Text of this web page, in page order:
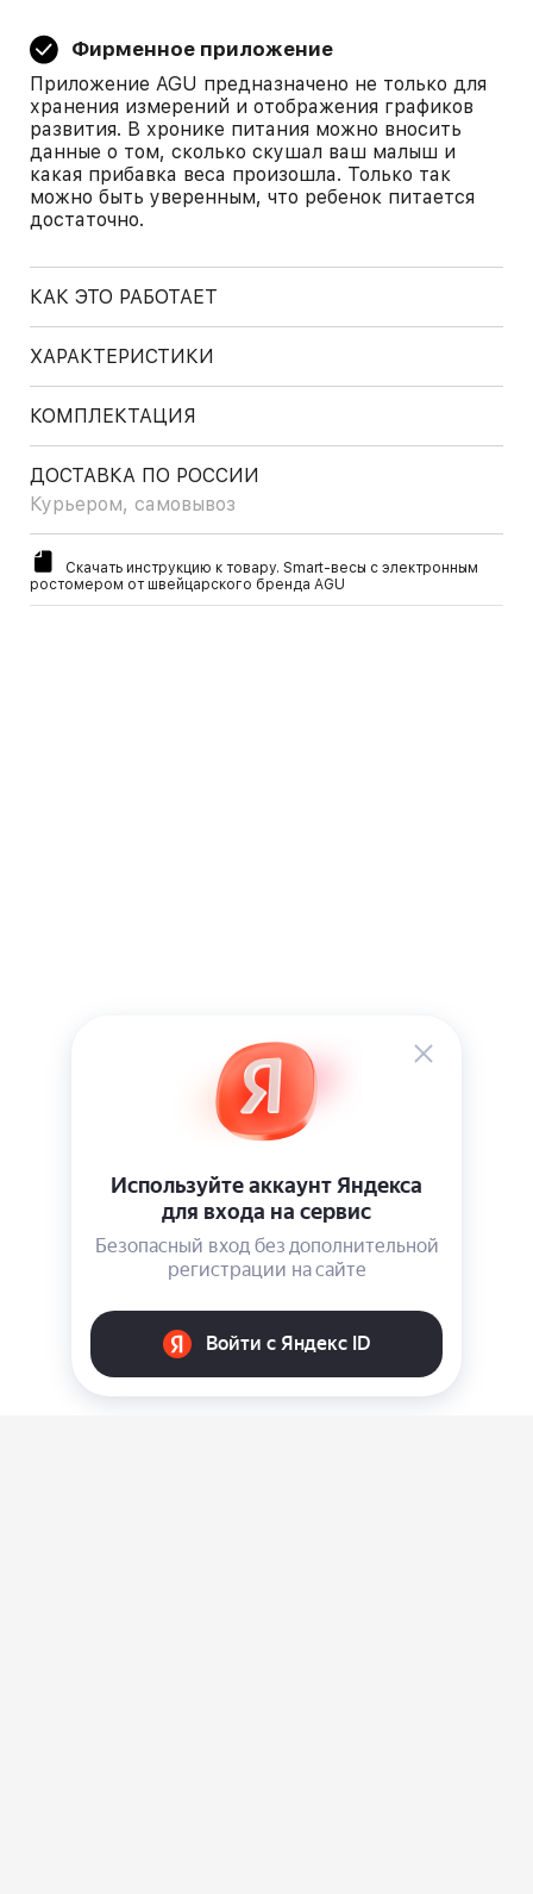
Фирменное приложение
Приложение AGU предназначено не только для
хранения измерений и отображения графиков
развития. В хронике питания можно вносить
данные о том, сколько скушал ваш малыш и
какая прибавка веса произошла. Только так
можно быть уверенным, что ребенок питается
достаточно.
КАК ЭТО РАБОТАЕТ
ХАРАКТЕРИСТИКИ
КОМПЛЕКТАЦИЯ
ДОСТАВКА ПО РОССИИ
Курьером, самовывоз
Скачать инструкцию к товару. Smart-весы с электронным
ростомером от швейцарского бренда AGU